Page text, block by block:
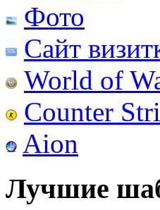
Фото
Сайт
World of
Counter
Aion
Лучшие